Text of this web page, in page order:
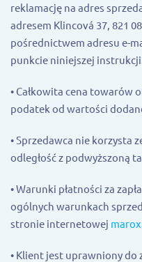
reklamację na adres
adresem Klincová 37, 821
pośrednictwem adresu e-
punkcie niniejszej
• Całkowita cena towarów
podatek od wartości
• Sprzedawca nie korzysta
odległość z podwyższoną
• Warunki płatności za
ogólnych warunkach
stronie internetowej
• Klient jest uprawniony do